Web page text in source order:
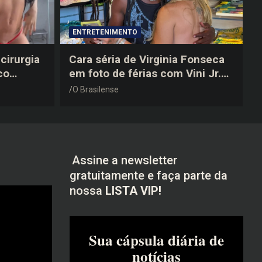
a
ENTRETENIMENTO
Cara séria de Virginia Fonseca
em foto de férias com Vini Jr.
vira piada na web: “Não
O Brasilense
Assine a newsletter
gratuitamente e faça parte da
nossa LISTA VIP!
Sua cápsula diária de
notícias